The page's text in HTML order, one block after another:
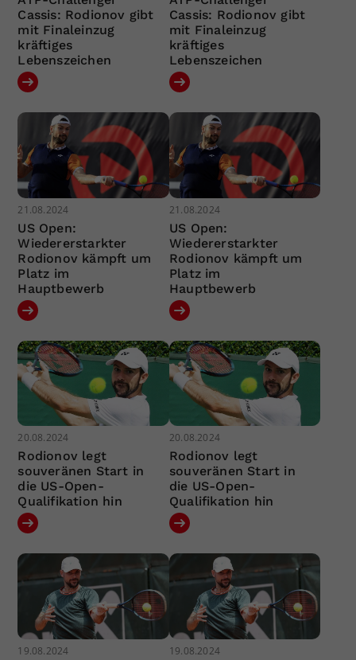
Cassis: Rodionov gibt
mit Finaleinzug
kräftiges
Lebenszeichen
Cassis: Rodionov gibt
mit Finaleinzug
kräftiges
Lebenszeichen
21.08.2024
US Open:
Wiedererstarkter
Rodionov kämpft um
Platz im
Hauptbewerb
21.08.2024
US Open:
Wiedererstarkter
Rodionov kämpft um
Platz im
Hauptbewerb
20.08.2024
Rodionov legt
souveränen Start in
die US-Open-
Qualifikation hin
20.08.2024
Rodionov legt
souveränen Start in
die US-Open-
Qualifikation hin
19.08.2024 19.08.2024